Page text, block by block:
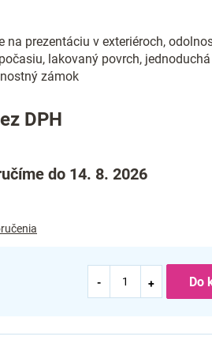
na prezentáciu v exteriéroch,
lakovaný povrch,
zámok
DPH
do 14. 8. 2026
Do